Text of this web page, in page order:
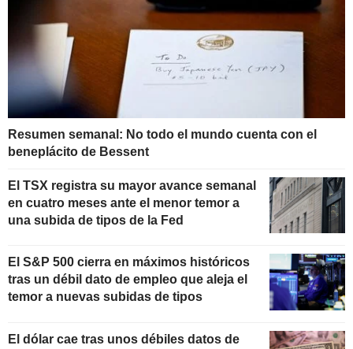
Resumen semanal: No todo el mundo cuenta con el
beneplácito de Bessent
El TSX registra su mayor avance semanal
en cuatro meses ante el menor temor a
una subida de tipos de la Fed
El S&P 500 cierra en máximos históricos
tras un débil dato de empleo que aleja el
temor a nuevas subidas de tipos
El dólar cae tras unos débiles datos de